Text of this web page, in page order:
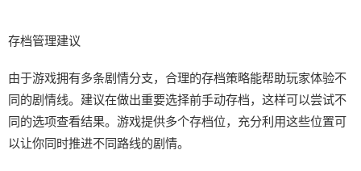
存档管理建议
由于游戏拥有多条剧情分支，合理的存档策略能帮助玩家体验不
同的剧情线。建议在做出重要选择前手动存档，这样可以尝试不
同的选项查看结果。游戏提供多个存档位，充分利用这些位置可
以让你同时推进不同路线的剧情。